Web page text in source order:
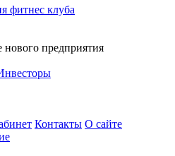
фитнес клуба
нового предприятия
Контакты О сайте